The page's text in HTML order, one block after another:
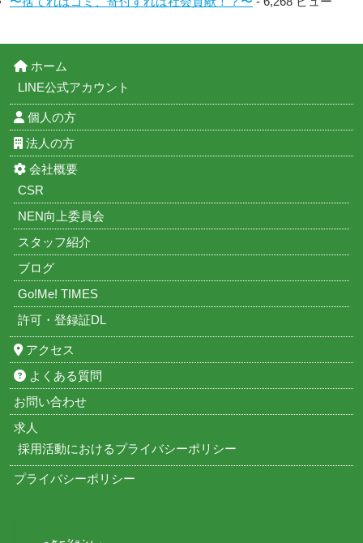
ホーム
LINE公式アカウント
個人の方
法人の方
会社概要
CSR
NEN向上委員会
スタッフ紹介
ブログ
Go!Me! TIMES
許可・登録証DL
アクセス
よくある質問
お問い合わせ
求人
採用活動におけるプライバシーポリシー
プライバシーポリシー